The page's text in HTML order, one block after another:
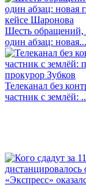
Шесть обращений,
один абзац: новая...
Телеканал без
частник с землёй: